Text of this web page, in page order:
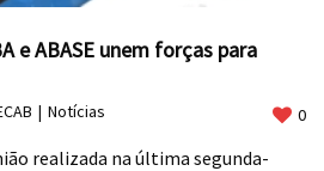
e ABASE unem forças para
Notícias 0
realizada na última segunda-